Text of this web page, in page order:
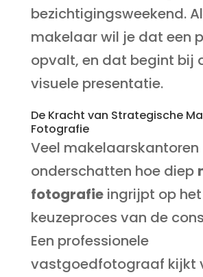
bezichtigingsweekend.
makelaar wil je dat een
opvalt, en dat begint bij
visuele presentatie.
De Kracht van Strategische
Fotografie
Veel makelaarskantoren
onderschatten hoe diep
fotografie ingrijpt op het
keuzeproces van de
Een professionele
vastgoedfotograaf kijkt